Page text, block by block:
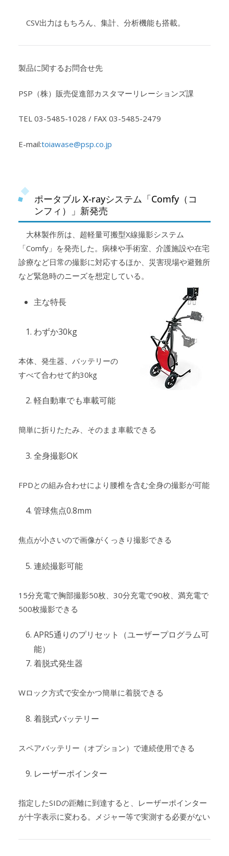
CSV出力はもちろん、集計、分析機能も搭載。
製品に関するお問合せ先
PSP（株）販売促進部カスタマーリレーションズ課
TEL 03-5485-1028 / FAX 03-5485-2479
E-mail:toiawase@psp.co.jp
ポータブル X-rayシステム「Comfy（コ
ンフィ）」新発売
大林製作所は、超軽量可搬型X線撮影システム
「Comfy」を発売した。病棟や手術室、介護施設や在宅
診療など日常の撮影に対応するほか、災害現場や避難所
など緊急時のニーズを想定している。
主な特長
わずか30kg
本体、発生器、バッテリーの
すべて合わせて約30kg
軽自動車でも車載可能
簡単に折りたたみ、そのまま車載できる
全身撮影OK
FPDとの組み合わせにより腰椎を含む全身の撮影が可能
管球焦点0.8mm
焦点が小さいので画像がくっきり撮影できる
連続撮影可能
15分充電で胸部撮影50枚、30分充電で90枚、満充電で
500枚撮影できる
APR5通りのプリセット（ユーザープログラム可
能）
着脱式発生器
Wロック方式で安全かつ簡単に着脱できる
着脱式バッテリー
スペアバッテリー（オプション）で連続使用できる
レーザーポインター
指定したSIDの距離に到達すると、レーザーポインター
が十字表示に変わる。メジャー等で実測する必要がない